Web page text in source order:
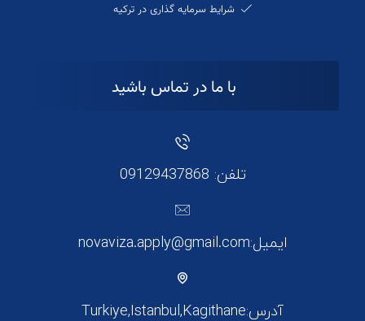
شرایط سرمایه گذاری در ترکیه
با ما در تماس باشید
تلفن: 09129437868
ایمیل:novaviza.apply@gmail.com
آدرس:Turkiye,Istanbul,Kagithane